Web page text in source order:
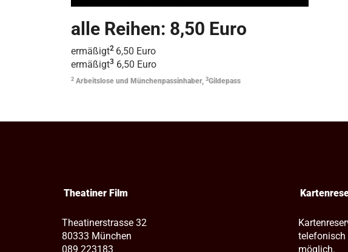
alle Reihen: 8,50 Euro
ermäßigt2 6,50 Euro
ermäßigt3 6,50 Euro
2 Arbeitslose und Münchenpassinhaber, 3Gildepass
Theatiner Film
Theatinerstrasse 32
80333 München
089 223183
telefonisch
möglich.